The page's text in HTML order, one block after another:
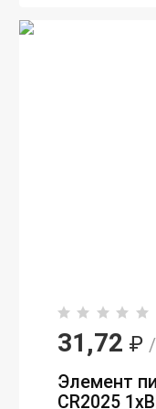
31,72 ₽
Элемент
CR2025